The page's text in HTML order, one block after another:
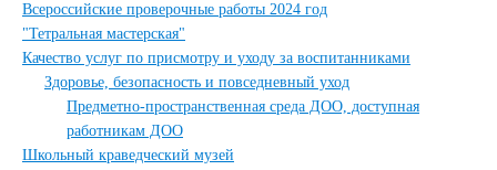
Всероссийские проверочные работы 2024 год
"Тетральная мастерская"
Качество услуг по присмотру и уходу за воспитанниками
Здоровье, безопасность и повседневный уход
Предметно-пространственная среда ДОО, доступная
работникам ДОО
Школьный краведческий музей